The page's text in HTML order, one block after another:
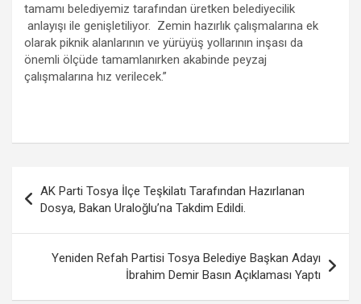
tamamı belediyemiz tarafından üretken belediyecilik
anlayışı ile genişletiliyor. Zemin hazırlık çalışmalarına ek
olarak piknik alanlarının ve yürüyüş yollarının inşası da
önemli ölçüde tamamlanırken akabinde peyzaj
çalışmalarına hız verilecek.”
gezinmesi
AK Parti Tosya İlçe Teşkilatı Tarafından Hazırlanan
Dosya, Bakan Uraloğlu’na Takdim Edildi.
Yeniden Refah Partisi Tosya Belediye Başkan Adayı
İbrahim Demir Basın Açıklaması Yaptı